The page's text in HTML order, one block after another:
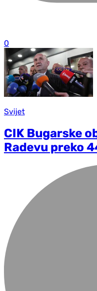
0
Svijet
CIK Bugarske
Radevu preko